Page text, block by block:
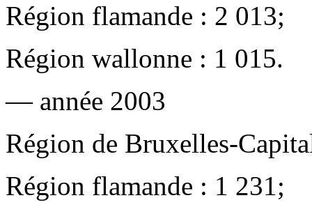
Région flamande : 2 013;
Région wallonne : 1 015.
— année 2003
Région de Bruxelles-
Région flamande : 1 231;